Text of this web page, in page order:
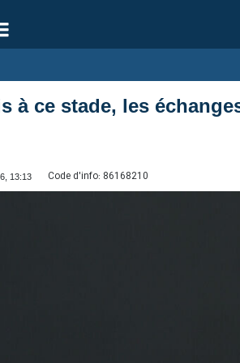
à ce stade, les
13:13 Code d'info: 86168210